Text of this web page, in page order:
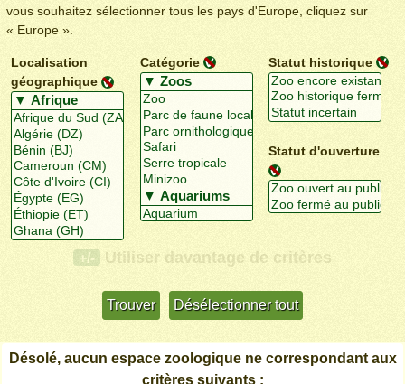
vous souhaitez sélectionner tous les pays d'Europe, cliquez sur
« Europe ».
Localisation
géographique
Catégorie Statut historique
Statut d'ouverture
+/- Utiliser davantage de critères
Désolé, aucun espace zoologique ne correspondant aux
critères suivants :